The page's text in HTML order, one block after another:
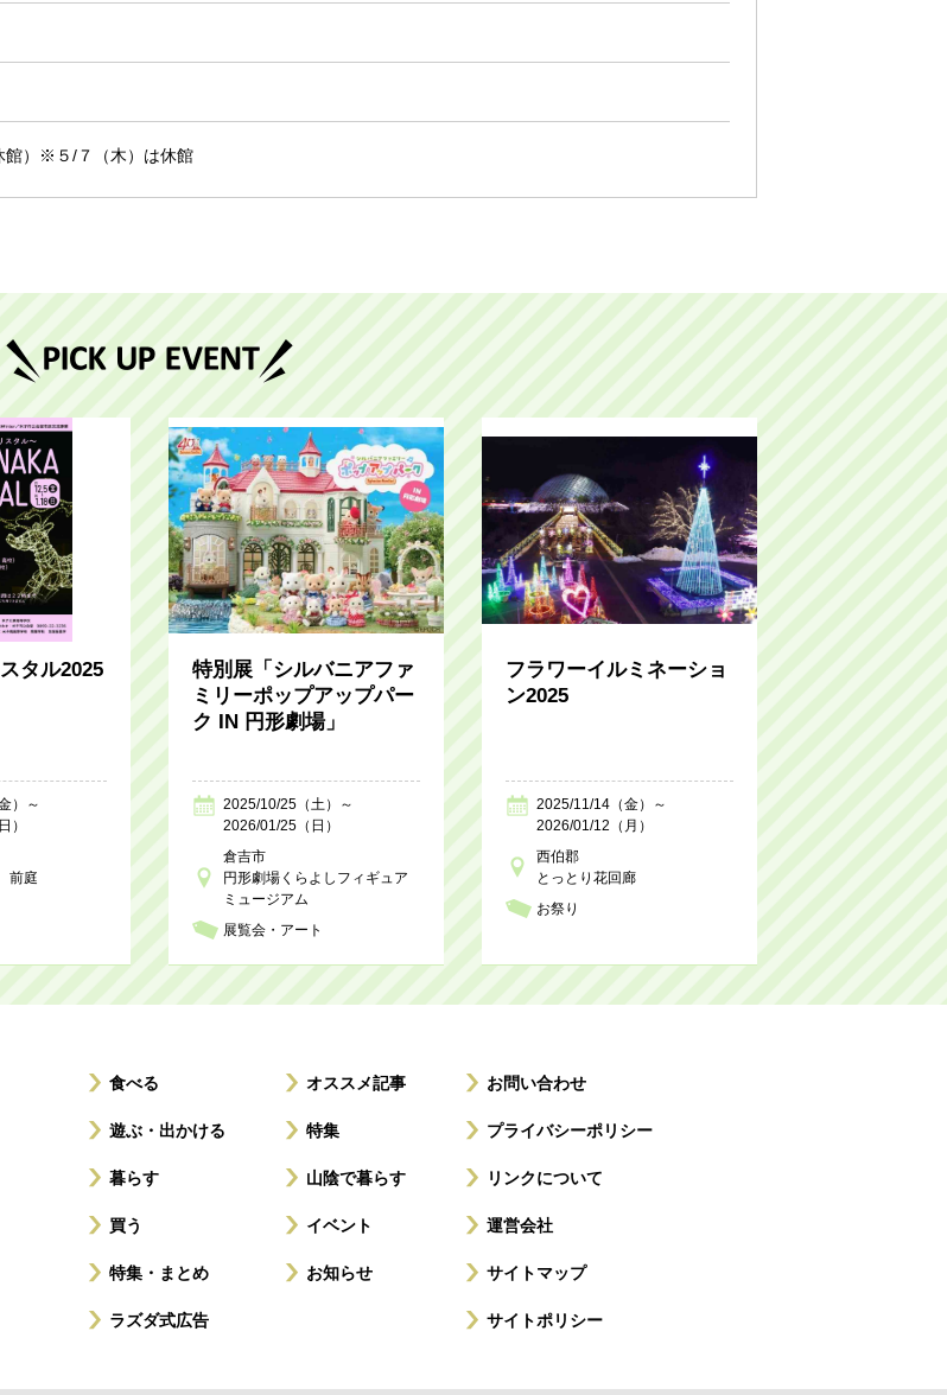
館）※５/７（木）は休館
タル2025
）～
）
前庭
特別展「シルバニアファ
ミリーポップアップパー
ク IN 円形劇場」
2025/10/25（土）～
2026/01/25（日）
倉吉市
円形劇場くらよしフィギュア
ミュージアム
展覧会・アート
フラワーイルミネーショ
ン2025
2025/11/14（金）～
2026/01/12（月）
西伯郡
とっとり花回廊
お祭り
食べる
遊ぶ・出かける
暮らす
買う
特集・まとめ
ラズダ式広告
オススメ記事
特集
山陰で暮らす
イベント
お知らせ
お問い合わせ
プライバシーポリシー
リンクについて
運営会社
サイトマップ
サイトポリシー